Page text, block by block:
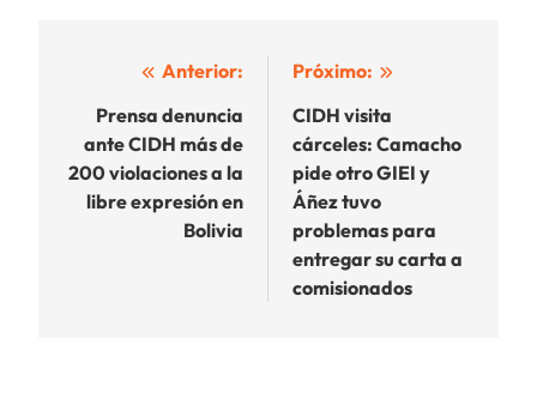
Navegación
entradas
Anterior:
Prensa denuncia
ante CIDH más de
200 violaciones a la
libre expresión en
Bolivia
Próximo:
CIDH visita
cárceles: Camacho
pide otro GIEI y
Áñez tuvo
problemas para
entregar su carta a
comisionados